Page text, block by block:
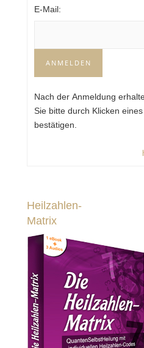
E-Mail:
Nach der Anmeldung
Sie bitte durch Klicken
bestätigen.
Heilzahlen-
Matrix